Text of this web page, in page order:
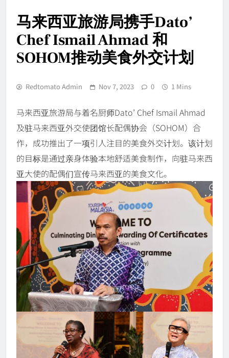
马来西亚旅游局携手Dato’
Chef Ismail Ahmad 和
SOHOM推动美食外交计划
Redtomato Admin Nov 7, 2023 0 1 Mins
马来西亚旅游局与着名厨师Dato’ Chef Ismail Ahmad
及驻马来西亚外交使团馆长配偶协会（SOHOM）合
作，成功推出了一项引人注目的美食外交计划。该计划
的目标是通过亲身体验本地舒适美食制作，向驻马来西
亚大使的配偶们宣传马来西亚的美食文化。